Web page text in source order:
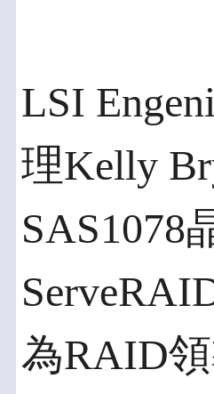
LSI
理Kelly
SAS1078
為RAID